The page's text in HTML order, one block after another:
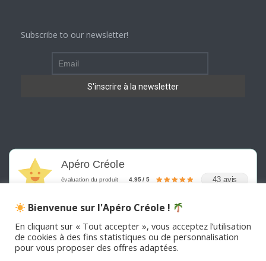
Subscribe to our newsletter!
Apéro Créole
évaluation du produit 4.95 / 5 43 avis
Bienvenue sur l'Apéro Créole !
En cliquant sur « Tout accepter », vous acceptez l’utilisation
de cookies à des fins statistiques ou de personnalisation
pour vous proposer des offres adaptées.